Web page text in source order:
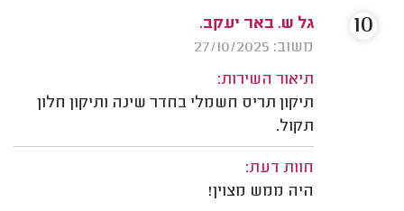
גל ש. באר יעקב.
משוב: 27/10/2025
תיאור השירות:
תיקון תריס חשמלי בחדר שינה ותיקון חלון
תקול.
חוות דעת:
היה ממש מצוין!
10